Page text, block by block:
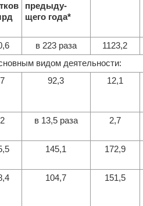
предыду-
щего года*
в 223 раза 1123,2
видом деятельности:
92,3 12,1
в 13,5 раза 2,7
145,1 172,9
104,7 151,5